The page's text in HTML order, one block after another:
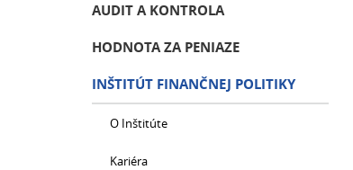
AUDIT A KONTROLA
HODNOTA ZA PENIAZE
INŠTITÚT FINANČNEJ POLITIKY
O Inštitúte
Kariéra